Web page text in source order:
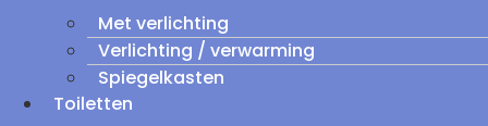
Met verlichting
Verlichting / verwarming
Spiegelkasten
Toiletten